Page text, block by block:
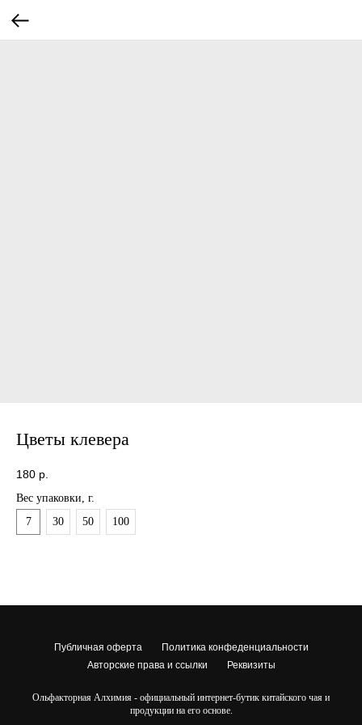
Цветы клевера
180 р.
Вес упаковки, г.
7
30 50 100
Публичная оферта
Политика конфеденциальности
Авторские права и ссылки
Реквизиты
Ольфакторная Алхимия - официальный интернет-бутик китайского чая и
продукции на его основе.